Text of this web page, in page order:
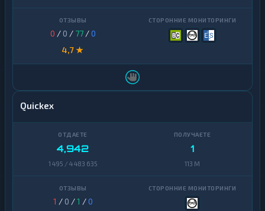
0 / 0 / 77/0
4,7 ★
Quickex
4,942
1 495 / 4 483 635
1
113 M
1 / 0 /1 /0